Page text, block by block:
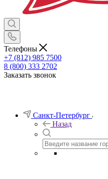
Телефоны
+7 (812) 985 7500
8 (800) 333 2702
Заказать звонок
Санкт-Петербург
Назад